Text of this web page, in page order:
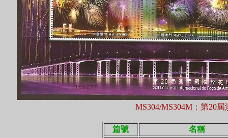
MS304/MS304M：第20
篇號
名稱